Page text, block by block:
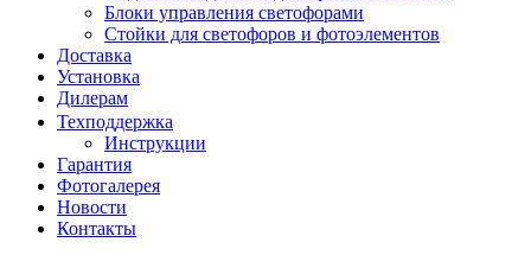
Блоки управления светофорами
Стойки для светофоров и фотоэлементов
Доставка
Установка
Дилерам
Техподдержка
Инструкции
Гарантия
Фотогалерея
Новости
Контакты